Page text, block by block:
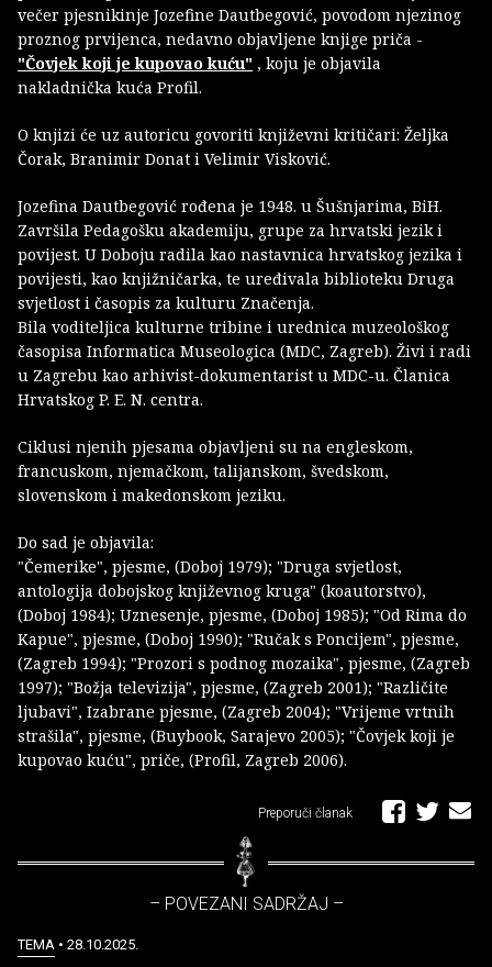
večer pjesnikinje Jozefine Dautbegović, povodom njezinog
proznog prvijenca, nedavno objavljene knjige priča -
"Čovjek koji je kupovao kuću" , koju je objavila
nakladnička kuća Profil.
O knjizi će uz autoricu govoriti književni kritičari: Željka
Čorak, Branimir Donat i Velimir Visković.
Jozefina Dautbegović rođena je 1948. u Šušnjarima, BiH.
Završila Pedagošku akademiju, grupe za hrvatski jezik i
povijest. U Doboju radila kao nastavnica hrvatskog jezika i
povijesti, kao knjižničarka, te uređivala biblioteku Druga
svjetlost i časopis za kulturu Značenja.
Bila voditeljica kulturne tribine i urednica muzeološkog
časopisa Informatica Museologica (MDC, Zagreb). Živi i radi
u Zagrebu kao arhivist-dokumentarist u MDC-u. Članica
Hrvatskog P. E. N. centra.
Ciklusi njenih pjesama objavljeni su na engleskom,
francuskom, njemačkom, talijanskom, švedskom,
slovenskom i makedonskom jeziku.
Do sad je objavila:
"Čemerike", pjesme, (Doboj 1979); "Druga svjetlost,
antologija dobojskog književnog kruga" (koautorstvo),
(Doboj 1984); Uznesenje, pjesme, (Doboj 1985); "Od Rima do
Kapue", pjesme, (Doboj 1990); "Ručak s Poncijem", pjesme,
(Zagreb 1994); "Prozori s podnog mozaika", pjesme, (Zagreb
1997); "Božja televizija", pjesme, (Zagreb 2001); "Različite
ljubavi", Izabrane pjesme, (Zagreb 2004); "Vrijeme vrtnih
strašila", pjesme, (Buybook, Sarajevo 2005); "Čovjek koji je
kupovao kuću", priče, (Profil, Zagreb 2006).
Preporuči članak
– POVEZANI SADRŽAJ –
TEMA • 28.10.2025.